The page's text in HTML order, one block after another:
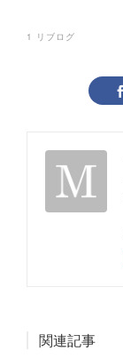
1 リブログ
関連記事